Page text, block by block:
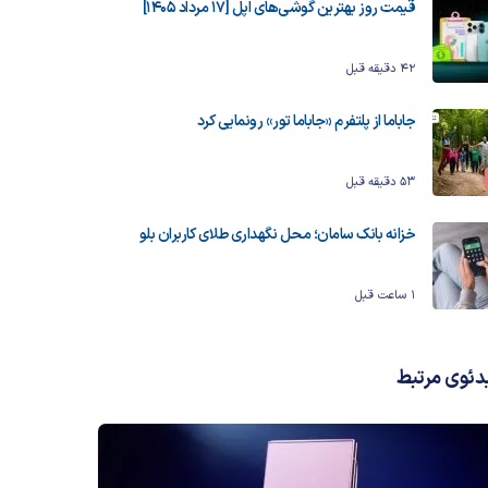
قیمت روز بهترین گوشی‌های اپل [17 مرداد 1405]
42 دقیقه قبل
جاباما از پلتفرم «جاباما تور» رونمایی کرد
53 دقیقه قبل
خزانه بانک سامان؛ محل نگهداری طلای کاربران بلو
1 ساعت قبل
مرتبط